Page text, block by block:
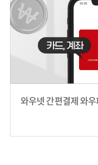
와우넷 간편결제 와